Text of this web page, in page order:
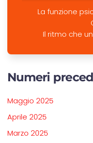
La funzione
Il ritmo che
Numeri
Maggio 2025
Aprile 2025
Marzo 2025